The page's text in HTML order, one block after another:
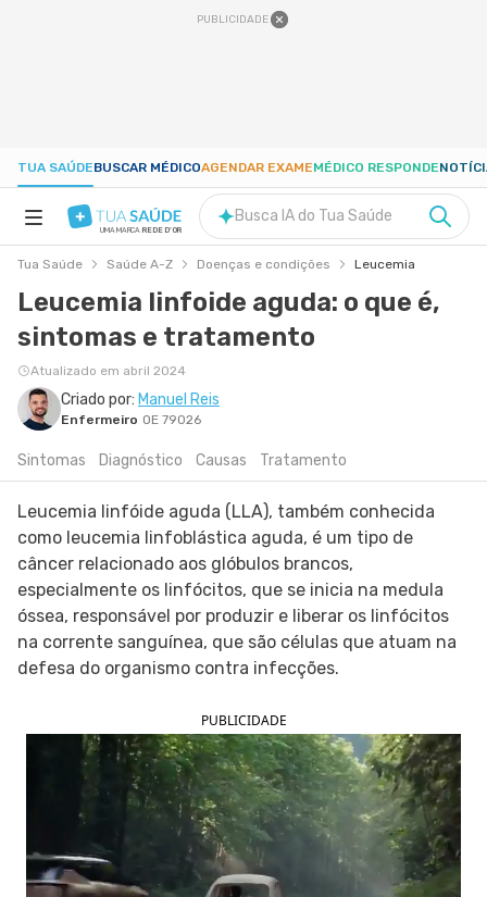
PUBLICIDADE
TUA SAÚDEBUSCAR MÉDICOAGENDAR EXAMEMÉDICO RESPONDE
NUTRIÇÃO
GRAVIDEZ
BEM-ESTAR
SIGA O TUA SAÚDE NAS REDES SOCIAIS
UMA MARCA REDE D'OR
Busca IA do Tua Saúde
Tua Saúde Saúde A-Z Doenças e condições Leucemia
Leucemia linfoide aguda: o que é,
sintomas e tratamento
Atualizado em abril 2024
Criado por: Manuel Reis
Enfermeiro OE 79026
Sintomas Diagnóstico Causas Tratamento
Leucemia linfóide aguda (LLA), também conhecida
como leucemia linfoblástica aguda, é um tipo de
câncer relacionado aos glóbulos brancos,
especialmente os linfócitos, que se inicia na medula
óssea, responsável por produzir e liberar os linfócitos
na corrente sanguínea, que são células que atuam na
defesa do organismo contra infecções.
PUBLICIDADE